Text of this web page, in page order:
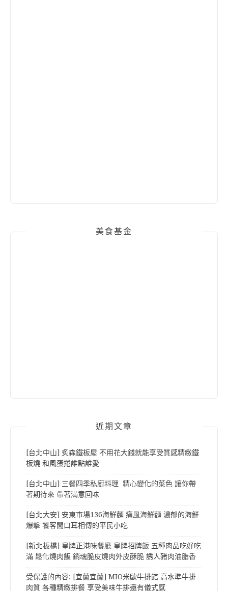
美食基金
近期文章
[台北中山] 炙森鐵板屋 不用花大錢就能享受質感精緻鐵
板燒 和風蛋捲誰點誰愛
[台北中山] 三餐四季私廚料理 精心變化的菜色 讓你帶
著期待來 帶著滿意回味
[台北大安] 安東市場136海鮮麵 痛風海鮮麵 濃郁的海鮮
爆擊 饕客間口耳相傳的平民小吃
[新北板橋] 皇牌正港味餐廳 皇牌招牌飯 五種肉品吃好吃
滿 鬆化燒肉飯 銷魂脆皮燒肉外皮酥脆 誘人豬肉油脂香
受保護的內容: [宜蘭宜蘭] MIO米歐牛排館 高水準牛排
肉質 各種精緻排餐 享受美味牛排還有儀式感